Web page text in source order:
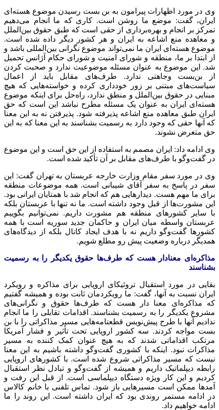
وی در مورد اظهارات پیرامون به بن بست رسیدن موضوع هسته‌ای
ایران، گفت: موضع ما روشن است. کاری که ما انجام می‌دهیم
تمرکز بر انجام و بهره‌برداری از حقی است که طبق حقوق بین‌الملل
و معاهده منع اشاعه به ایران و هر کشور دیگر داده شده است.
موضوع هسته‌ای ایران ما نمی‌تواند موضوع نگرانی بین‌المللی باشد و
از ابتدا بر ما، منطقه و شورای امنیت و شورای حکام آژانس تحمیل
شد. این موضوع به عنوان مسئله موضوعیت ندارد و صحبت کردن
از بن‌بست وجاهتی ندارد. طرف‌های مقابل باید از اعمال
سیاست‌های مبتنی بر زور خودداری کرده و خواسته‌هایی که هیچ
مبنایی در حقوق بین‌الملل و منطق ندارد، راه‌حل برای اینکه موضوع
هسته‌ای ایران به عنوان یک مسئله مطرح نباشد این است که حق
ایران طبق معاهده منع اشاعه پذیرفته شود. پذیرفتن نه به این معنا
که آنها حقی که وجود دارد به رسمیت بشناسند به این معنا که به این
حق متعرض نشوند.
وی ادامه داد: ایران مصمم به استفاده از این حق است و این موضوع
در گفت‌وگو با طرف‌های مقابل بر آن تأکید شده است.
وی در مورد سفر مقام وزارت خارجه عربستان به تهران گفت: این
سفر در پاسخ به سفر آقای شیبانی است. همه موضوعات منطقه
برای ما مهم هست. دیدارهایی هم که انجام شد با همتایان ایرانی بود.
این مشورت‌ها از قبل وجود داشته است. ما نه تنها با عربستان بلکه
با سایر کشورهای منطقه هم مشورت داریم. نمی‌توانیم بگوییم
عربستان واسطه میان ایران و حاکمان جدید سوریه است با همه
کشورها گفت‌وگو داریم نه با هدف ایجاد کانال بلکه از دیدگاه‌های
همدیگر درباره وضعیت پیش رو مطلع شویم.
مذاکره‌ای معنادار هست که طرف‌ها حقوق یکدیگر را به رسمیت
بشناسند
بقایی در مورد استقبال تروئیکای اروپایی برای مذاکره و رویکرد
ایران نسبت به آنها، گفت: ما رویکردمان ثابت بوده و همیشه گفتیم
که مذاکره‌ای معنا دار هست که طرف‌ها حقوق و نگرانی‌های
مشروع یکدیگر را به رسمیت بشناسند. اقدامات تقابلی را ما انجام
ندادیم آنها با طرح پیش‌نویس قطعنامه‌هایی مسیر مذاکراتی را با بن
بست مواجه کردند. سه کشور اروپایی تحت تأثیر و فشار آمریکا
مرتکب اقداماتی شدند که به هیچ عنوان کمک کننده به مسیر
مذاکرات نبود. اینکه با کشوری گفت‌وگو داشته باشیم به این معنا
نیست که مسیر مذاکراتی شروع شده است. با کشورهای اروپایی
رابطه دیپلماتیک داریم و همیشه از گفت‌وگو و تبادل نظر استقبال
کردیم و این کار ویژه دستگاه دیپلماسی است. از قبل این رفت و
آمدها ممکن است مسیرهایی باز شود. تماس تلفنی با خانم کالاس
در ادامه مستمر روندی بود که ایران داشته است. این روند را ما
ادامه خواهیم داد.